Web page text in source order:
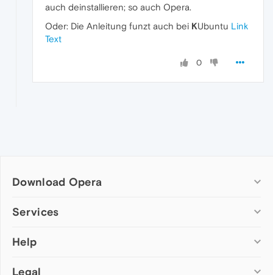
auch deinstallieren; so auch Opera.
Oder: Die Anleitung funzt auch bei KUbuntu Link
Text
0
Download Opera
Computer browsers
Opera for Mac
Opera beta version
Services
Add-ons
Wallpapers
Help
Help & support
Legal